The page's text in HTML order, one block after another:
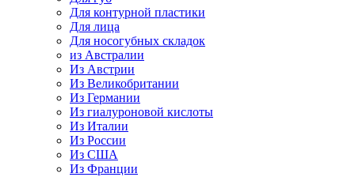
Для контурной пластики
Для лица
Для носогубных складок
из Австралии
Из Австрии
Из Великобритании
Из Германии
Из гиалуроновой кислоты
Из Италии
Из России
Из США
Из Франции